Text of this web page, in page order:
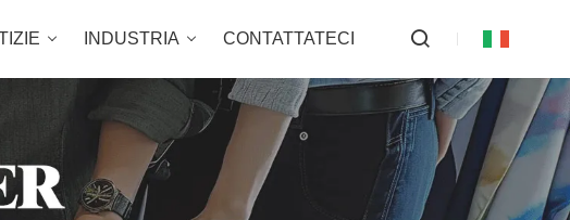
INDUSTRIA CONTATTATECI